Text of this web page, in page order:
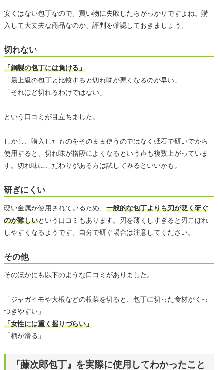
安くはない包丁なので、買い物に失敗したらがっかりですよね。購
入して大丈夫な商品なのか、評判を確認しておきましょう。
切れない
「鋼製の包丁には負ける」
「最上級の包丁と比較すると切れ味が悪くなるのが早い」
「それほど切れるわけではない」
という口コミが目立ちました。
しかし、購入したものをそのまま使うのではなく砥石で研いでから
使用すると、切れ味が格段によくなるという声も複数上がっていま
す。切れ味にこだわりがある方は試してみるといいかも。
研ぎにくい
硬い金属が使用されているため、 一般的な包丁よりも刃が硬く研ぐ
のが難しいという口コミもあります。刃を薄くしすぎると刃こぼれ
しやすくなるようです。自分で研ぐ場合は注意してください。
その他
そのほかにも以下のような口コミがありました。
「ジャガイモや大根などの根菜を切ると、包丁に切った食材がくっ
つきやすい」
「女性には重く握りづらい」
「柄が滑る」
『藤次郎包丁』を実際に使用してわかったこと